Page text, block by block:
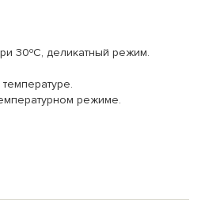
30ºС, деликатный режим.
режиме.